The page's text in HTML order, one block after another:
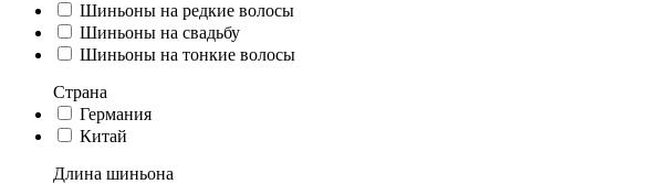
Шиньоны на редкие волосы
Шиньоны на свадьбу
Шиньоны на тонкие волосы
Страна
Германия
Китай
Длина шиньона